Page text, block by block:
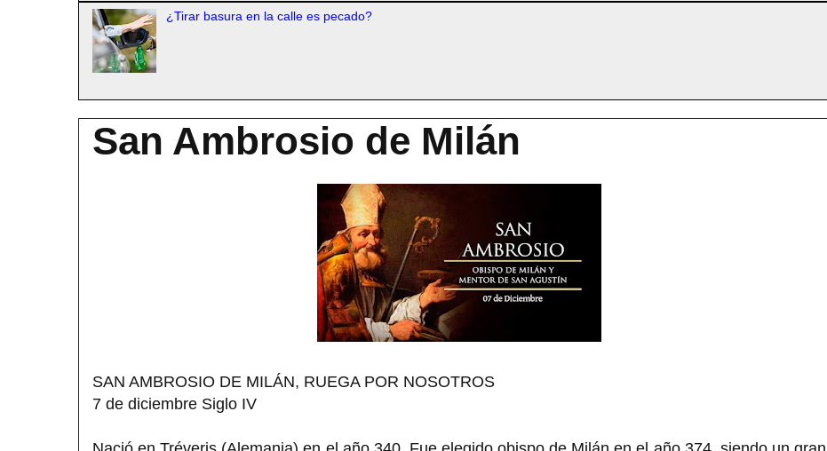
¿Tirar basura en la calle es pecado?
San Ambrosio de Milán
SAN AMBROSIO DE MILÁN, RUEGA POR NOSOTROS
7 de diciembre Siglo IV